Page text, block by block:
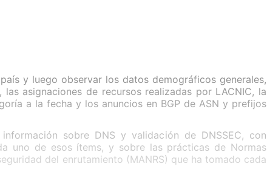
y luego observar los datos demográficos generales,
asignaciones de recursos realizadas por LACNIC, la
a la fecha y los anuncios en BGP de ASN y prefijos
sobre DNS y validación de DNSSEC, con
uno de esos ítems, y sobre las prácticas de Normas
del enrutamiento (MANRS) que ha tomado cada